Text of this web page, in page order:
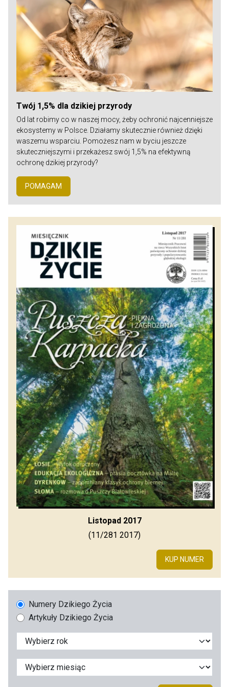
Twój 1,5% dla dzikiej przyrody
Od lat robimy co w naszej mocy, żeby ochronić najcenniejsze
ekosystemy w Polsce. Działamy skutecznie również dzięki
waszemu wsparciu. Pomożesz nam w byciu jeszcze
skuteczniejszymi i przekażesz swój 1,5% na efektywną
ochronę dzikiej przyrody?
POMAGAM
Listopad 2017
(11/281 2017)
KUP NUMER
Numery Dzikiego Życia
Artykuły Dzikiego Życia